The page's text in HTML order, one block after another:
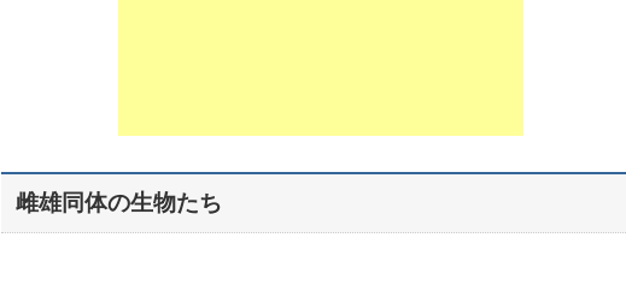
雌雄同体の生物たち